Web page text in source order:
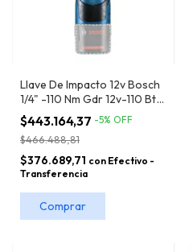
Llave De Impacto 12v Bosch
1/4" -110 Nm Gdr 12v-110 Bt
S/bat
$443.164,37 -5% OFF
$466.488,81
$376.689,71 con Efectivo -
Transferencia